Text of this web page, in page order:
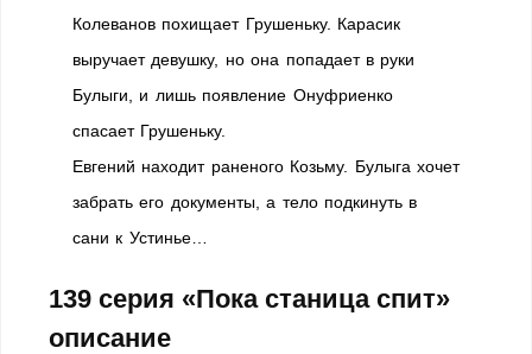
Колеванов похищает Грушеньку. Карасик
выручает девушку, но она попадает в руки
Булыги, и лишь появление Онуфриенко
спасает Грушеньку.
Евгений находит раненого Козьму. Булыга хочет
забрать его документы, а тело подкинуть в
сани к Устинье…
139 серия «Пока станица спит»
описание